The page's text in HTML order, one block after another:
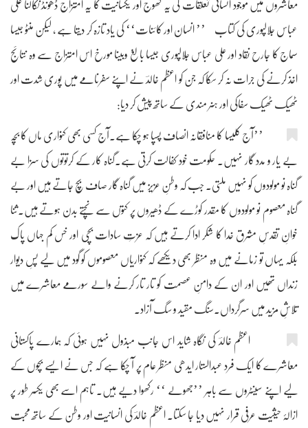
معاشروں میں موجود انسانی تعلقات کی یہ کھوج اور یکسانیت کا یہ امتزاج ڈھونڈ نکالنا علی
عباس جلالپوری کی کتاب ’’ انسان اور کائنات‘‘ کی یاد تازہ کر دیتا ہے ، لیکن منٹو جیسا
سماج کا جارح نقاد اور علی عباس جلالپوری جیسا بالغ وبینا مورخ اس امتزاج سے وہ نتائج
اخذ کرنے کی جرات نہ کر سکا کہ جن کو اعظم خالدؔ نے اپنے سفرنامے میں پوری شدت اور
ٹھیک ٹھیک سفاکی اور ہنر مندی کے ساتھ پیش کر دیا:
’’آج کلیسا کا منافقانہ انصاف پسپا ہو چکا ہے۔آج کسی بھی کنواری ماں کا بچہ
بے یار و مدد گار نہیں۔ حکومت خود کفالت کرتی ہے۔گناہ کار کے کرتوتوں کی سزا بے
گناہ نو مولودوں کو نہیں ملتی۔ جب کہ وطنِ عزیز میں گناہ گار صاف بچ جاتے ہیں اور بے
گناہ معصوم نو مولودوں کا مقدر کوڑے کے ڈھیروں پر کتوں سے نُچتے بدن ہوتے ہیں۔ثنا
خوانِ تقدسِ مشرق خدا کا شکر ادا کرتے ہیں کہ عزتِ سادات بچی اور خس کم جہاں پاک
بلکہ یہاں تو زمانے میں وہ منظر بھی دیکھے کہ کنواریاں معصوموں کو گود میں لیے پسِ دیوار
زنداں تھیں اور ان کے دامنِ عصمت کو تار تار کرنے والے سورمے معاشرے میں
تلاشِ مزید میں سرگرداں۔سنگ مقید و سگ آزاد۔
اعظم خالدؔ کی نگاہ شاید اس جانب مبذول نہیں ہوئی کہ ہمارے پاکستانی
معاشرے کا ایک فرد عبدالستار ایدھی منظر عام پر آ چکا ہے کہ جس نے ایسے بچوں کے
لیے اپنے سینٹروں سے باہر ’’جھولے ‘‘ رکھوا دیے ہیں۔ تاہم اسے بھی یکسر طور پر
ازالۂ حیثیت عرفی قرار نہیں دیا جا سکتا۔ اعظم خالدؔ کی انسانیت اور وطن کے ساتھ محبت